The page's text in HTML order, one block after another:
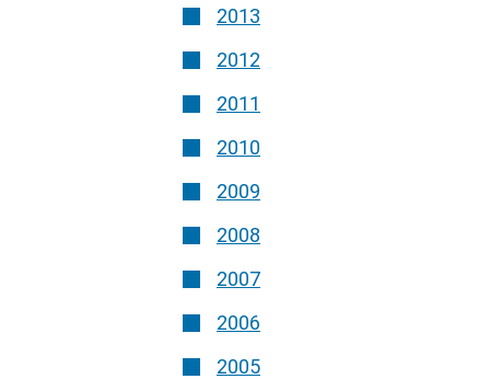
2013
2012
2011
2010
2009
2008
2007
2006
2005